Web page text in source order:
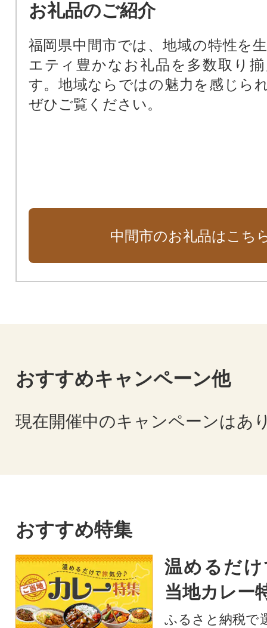
お礼品のご紹介
福岡県中間市では、地域の特性を
エティ豊かなお礼品を多数取り
す。地域ならではの魅力を感じら
ぜひご覧ください。
中間市のお礼品はこち
おすすめキャンペーン他
現在開催中のキャンペーンはあ
おすすめ特集
温めるだ
当地カレー
ふるさと納税で